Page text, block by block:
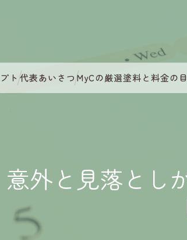
ト 代表あいさつ MyCの厳選塗料と料金の
意外と見落と